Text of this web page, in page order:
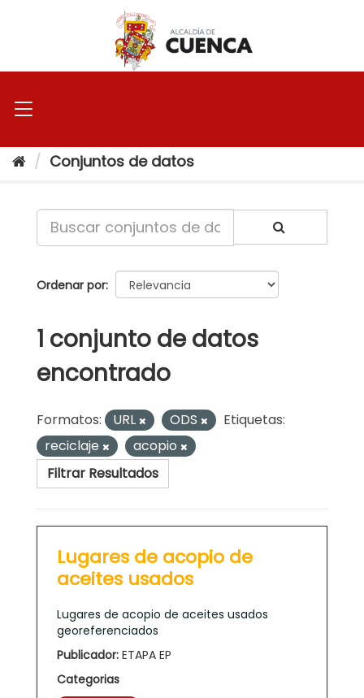
Conjuntos de datos
Ordenar por
1 conjunto de datos
encontrado
Formatos: URL ODS
Etiquetas:
reciclaje
acopio
Filtrar Resultados
Lugares de acopio de
aceites usados
Lugares de acopio de aceites usados
georeferenciados
Publicador: ETAPA EP
Categorias